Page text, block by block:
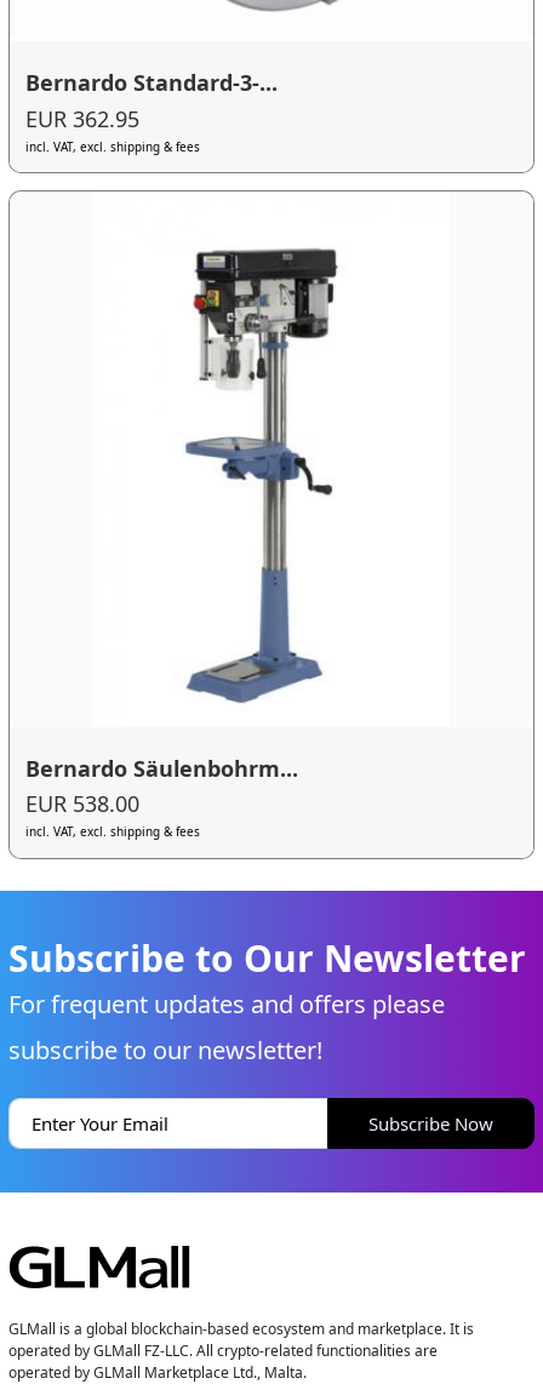
Bernardo Standard-3-...
EUR 362.95
incl. VAT, excl. shipping & fees
Bernardo Säulenbohrm...
EUR 538.00
incl. VAT, excl. shipping & fees
Subscribe to Our Newsletter
For frequent updates and offers please
subscribe to our newsletter!
Subscribe Now
GLMall is a global blockchain-based ecosystem and marketplace. It is
operated by GLMall FZ-LLC. All crypto-related functionalities are
operated by GLMall Marketplace Ltd., Malta.